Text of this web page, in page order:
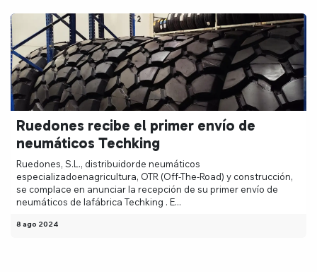
Ruedones recibe el primer envío de
neumáticos Techking
Ruedones, S.L., distribuidorde neumáticos
especializadoenagricultura, OTR (Off-The-Road) y construcción,
se complace en anunciar la recepción de su primer envío de
neumáticos de lafábrica Techking . E...
8 ago 2024